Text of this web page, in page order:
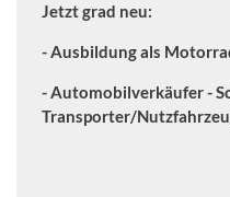
Jetzt grad neu:
- Ausbildung als
- Automobilverkäufer -
Transporter/